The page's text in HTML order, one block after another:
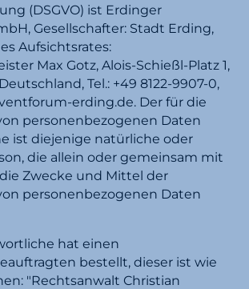
(DSGVO) ist Erdinger
Gesellschafter: Stadt Erding,
Aufsichtsrates:
Max Gotz, Alois-Schießl-Platz 1,
Tel.: +49 8122-9907-0,
erding.de. Der für die
personenbezogenen Daten
ist diejenige natürliche oder
die allein oder gemeinsam mit
Zwecke und Mittel der
personenbezogenen Daten
hat einen
bestellt, dieser ist wie
"Rechtsanwalt Christian